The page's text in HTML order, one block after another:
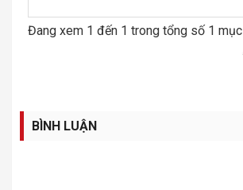
Đang xem 1 đến 1 trong tổng số 1 mục
BÌNH LUẬN